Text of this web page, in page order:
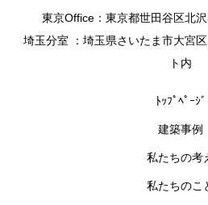
東京Office：東京都世田谷区北
埼玉分室 ：埼玉県さいたま市大宮
ト内
ﾄｯﾌﾟﾍﾟｰｼﾞ
建築事例
私たちの考
私たちのこ